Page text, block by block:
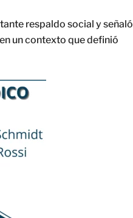
respaldo social y señaló
un contexto que definió